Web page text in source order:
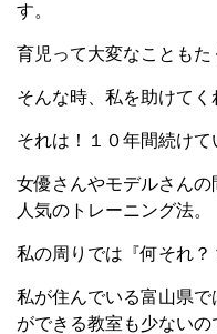
す。
育児って大変なこともた
そんな時、私を助けてく
それは！１０年間続けて
女優さんやモデルさん
人気のトレーニング法。
私の周りでは『何それ？
私が住んでいる富山県
ができる教室も少ない